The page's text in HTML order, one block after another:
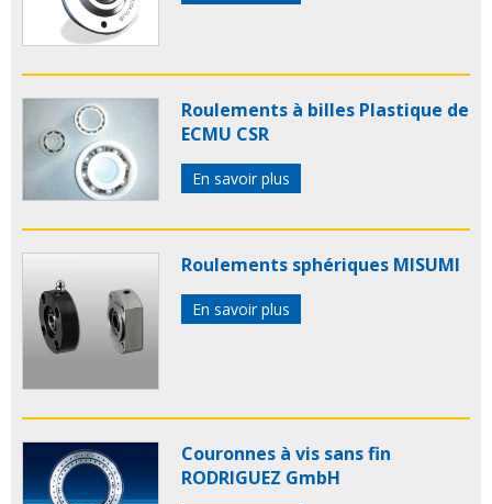
Roulements à billes Plastique de
ECMU CSR
En savoir plus
Roulements sphériques MISUMI
En savoir plus
Couronnes à vis sans fin
RODRIGUEZ GmbH